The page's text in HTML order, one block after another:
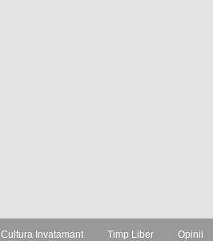
Cultura Invatamant Timp Liber Opinii